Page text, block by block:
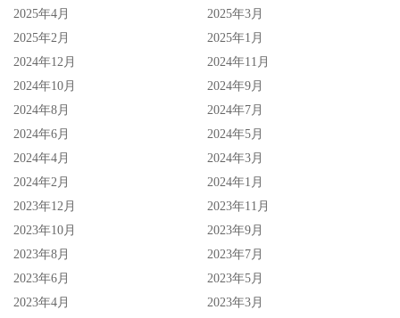
理由呢？我收到的回复是身体有些状况所以跳过了几次发
片，不过别担心，再等一阵子就会有新片ー以她2月中直播
的说法，如果马上就拍片的话那应该8月就会有新片，所以
如果这几个月她继续藏龙没发片那也不要在意，因为她之前
确实好一阵子没拍片惹，但，还是现役，也会拍片～
[枫花 恋（田中 柠檬）]作品下载地址
2025年4月
2025年3月
2025年2月
2025年1月
2024年12月
2024年11月
2024年10月
2024年9月
2024年8月
2024年7月
2024年6月
2024年5月
2024年4月
2024年3月
2024年2月
2024年1月
2023年12月
2023年11月
2023年10月
2023年9月
2023年8月
2023年7月
2023年6月
2023年5月
2023年4月
2023年3月